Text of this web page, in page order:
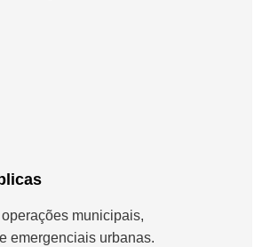
municipais,
emergenciais urbanas.